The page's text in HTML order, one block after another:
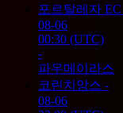
포르탈레자 EC
08-06
00:30 (UTC)
-
파우메이라스
코린치앙스 -
08-06